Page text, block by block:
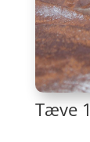
Tæve 1